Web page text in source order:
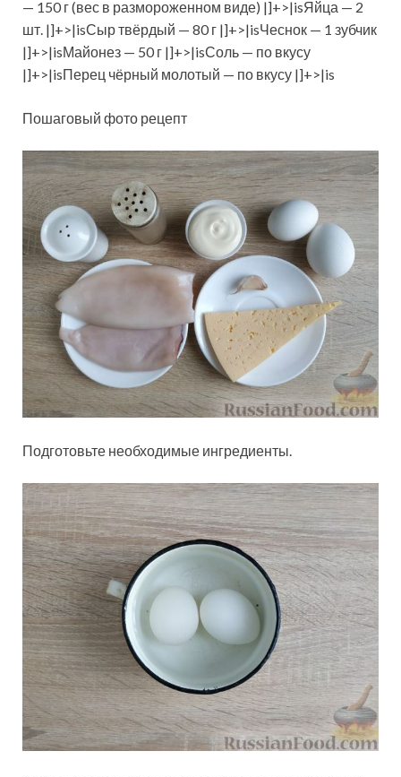
— 150 г (вес в размороженном виде) |]+>|isЯйца — 2
шт. |]+>|isСыр твёрдый — 80 г |]+>|isЧеснок — 1 зубчик
|]+>|isМайонез — 50 г |]+>|isСоль — по вкусу
|]+>|isПерец чёрный молотый — по вкусу |]+>|is
Пошаговый фото рецепт
Подготовьте необходимые ингредиенты.